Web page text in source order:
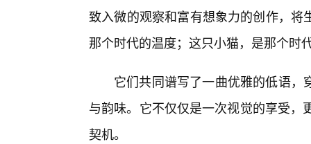
致入微的观察和富有想象力的创作，
那个时代的温度；这只小猫，是那个时
它们共同谱写了一曲优雅的低语
与韵味。它不仅仅是一次视觉的享受
契机。